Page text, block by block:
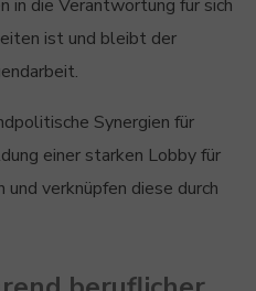
in die Verantwortung für sich
ist und bleibt der
Synergien für
einer starken Lobby für
und verknüpfen diese durch